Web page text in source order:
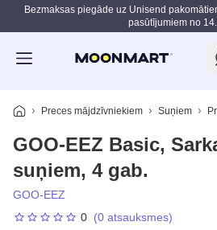
Pāriet uz galveno saturu
Bezmaksas piegāde uz Unisend
pasūtījumiem no
Preces mājdzīvniekiem Suņiem
GOO-EEZ Basic,
suņiem, 4 gab.
GOO-EEZ
0 (0 atsauksmes)